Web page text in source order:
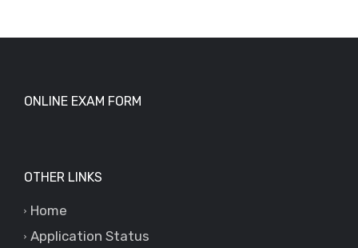
ONLINE EXAM FORM
OTHER LINKS
Home
Application Status